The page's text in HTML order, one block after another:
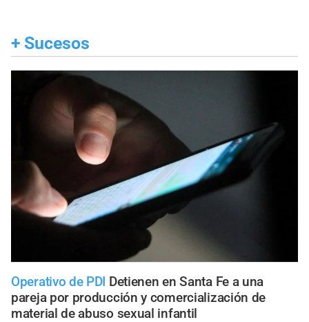
+ Sucesos
Operativo de PDI Detienen en Santa Fe a una
pareja por producción y comercialización de
material de abuso sexual infantil